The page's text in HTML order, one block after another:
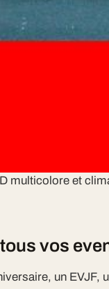
sur mesure
vehicule
multicolore et
vos
un EVJF,